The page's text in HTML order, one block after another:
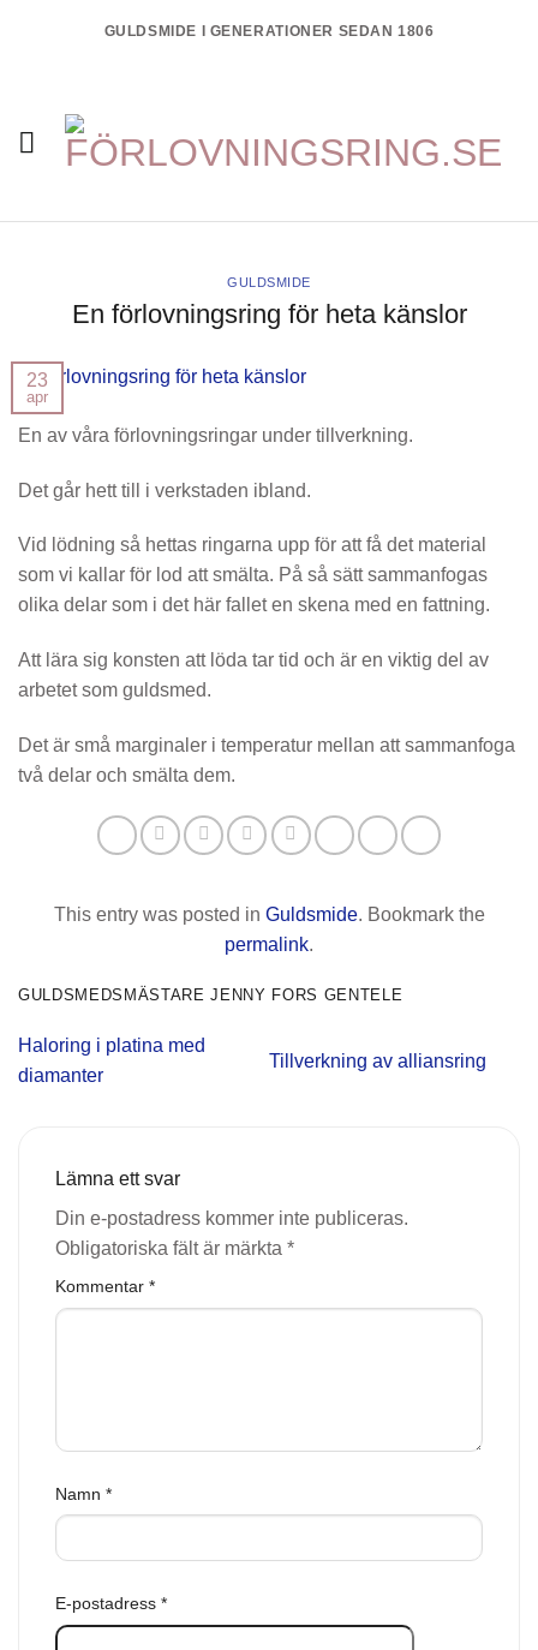
GULDSMIDE I GENERATIONER SEDAN 1806
GULDSMIDE
En förlovningsring för heta känslor
23
apr
En av våra förlovningsringar under tillverkning.
Det går hett till i verkstaden ibland.
Vid lödning så hettas ringarna upp för att få det material
som vi kallar för lod att smälta. På så sätt sammanfogas
olika delar som i det här fallet en skena med en fattning.
Att lära sig konsten att löda tar tid och är en viktig del av
arbetet som guldsmed.
Det är små marginaler i temperatur mellan att sammanfoga
två delar och smälta dem.
This entry was posted in Guldsmide. Bookmark the
permalink.
GULDSMEDSMÄSTARE JENNY FORS GENTELE
Haloring i platina med
diamanter
Tillverkning av alliansring
Lämna ett svar
Din e-postadress kommer inte publiceras.
Obligatoriska fält är märkta *
Kommentar *
Namn *
E-postadress *